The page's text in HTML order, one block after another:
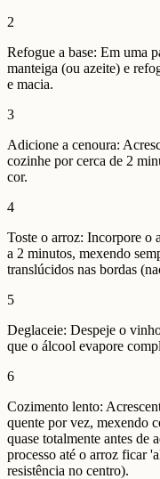
2
Refogue a base: Em uma
manteiga (ou azeite) e
e macia.
3
Adicione a cenoura:
cozinhe por cerca de 2
cor.
4
Toste o arroz: Incorpore o
a 2 minutos, mexendo
translúcidos nas bordas
5
Deglaceie: Despeje o
que o álcool evapore
6
Cozimento lento:
quente por vez, mexendo
quase totalmente antes de
processo até o arroz ficar
resistência no centro).